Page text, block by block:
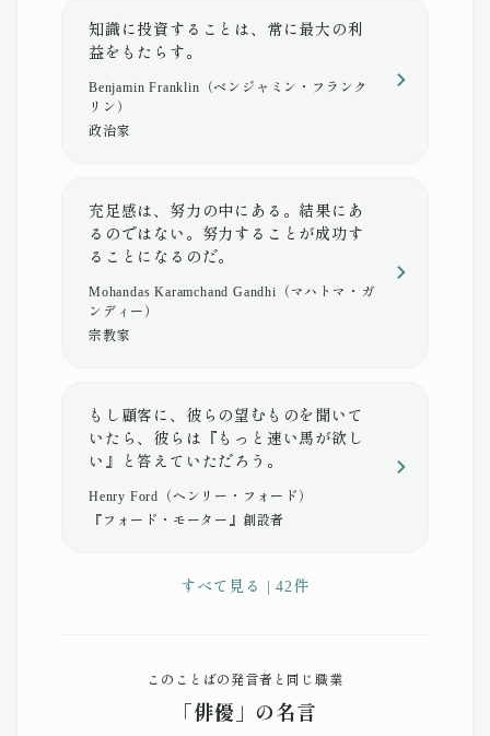
知識に投資することは、常に最大の利
益をもたらす。
Benjamin Franklin（ベンジャミン・フランク
リン）
政治家
充足感は、努力の中にある。結果にあ
るのではない。努力することが成功す
ることになるのだ。
Mohandas Karamchand Gandhi（マハトマ・ガ
ンディー）
宗教家
もし顧客に、彼らの望むものを聞いて
いたら、彼らは『もっと速い馬が欲し
い』と答えていただろう。
Henry Ford（ヘンリー・フォード）
『フォード・モーター』創設者
すべて見る | 42件
このことばの発言者と同じ職業
「俳優」の名言